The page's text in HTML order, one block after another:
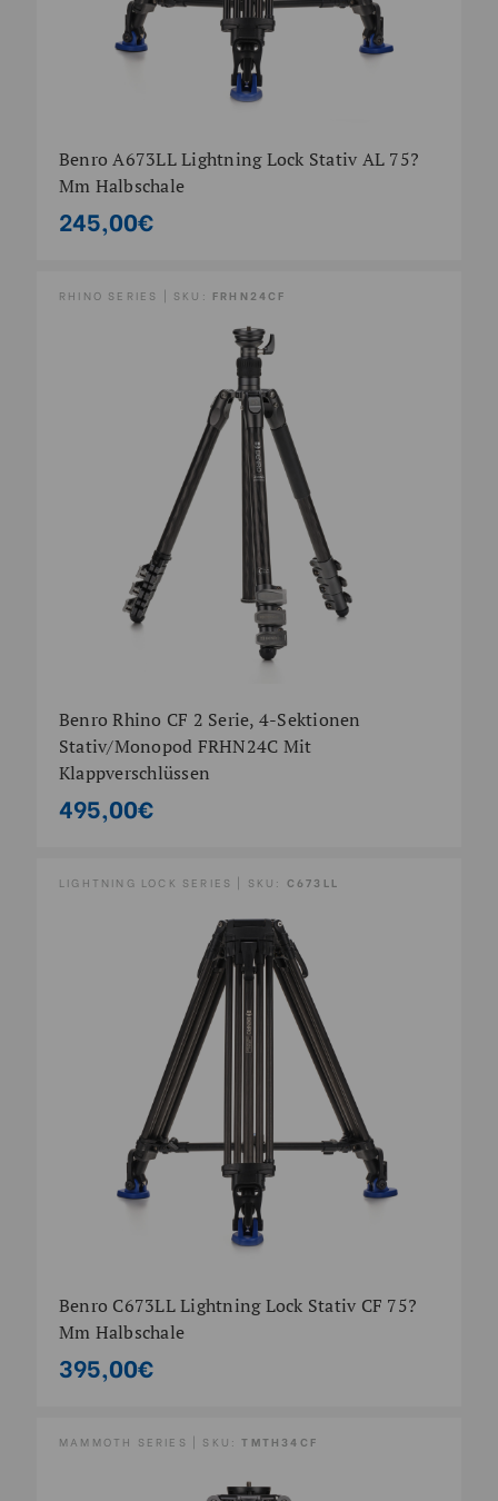
Benro A673LL Lightning Lock Stativ AL 75?
Mm Halbschale
245,00€
RHINO SERIES | SKU: FRHN24CF
Benro Rhino CF 2 Serie, 4-Sektionen
Stativ/Monopod FRHN24C Mit
Klappverschlüssen
495,00€
LIGHTNING LOCK SERIES | SKU: C673LL
Benro C673LL Lightning Lock Stativ CF 75?
Mm Halbschale
395,00€
MAMMOTH SERIES | SKU:TMTH34CF